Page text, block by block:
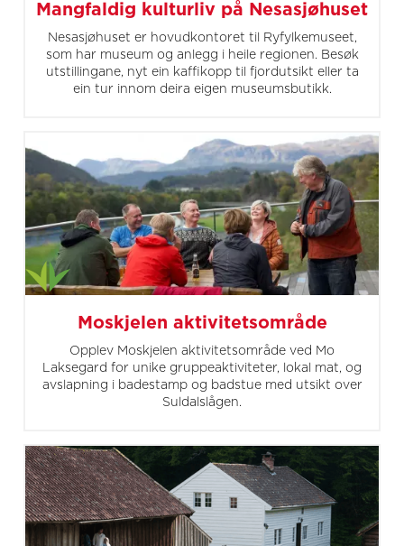
Mangfaldig kulturliv på Nesasjøhuset
Nesasjøhuset er hovudkontoret til Ryfylkemuseet,
som har museum og anlegg i heile regionen. Besøk
utstillingane, nyt ein kaffikopp til fjordutsikt eller ta
ein tur innom deira eigen museumsbutikk.
Moskjelen aktivitetsområde
Opplev Moskjelen aktivitetsområde ved Mo
Laksegard for unike gruppeaktiviteter, lokal mat, og
avslapning i badestamp og badstue med utsikt over
Suldalslågen.